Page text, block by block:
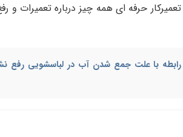
حرفه ای همه چیز درباره تعمیرات
با علتجمع شدن آب در لباسشویی رفع